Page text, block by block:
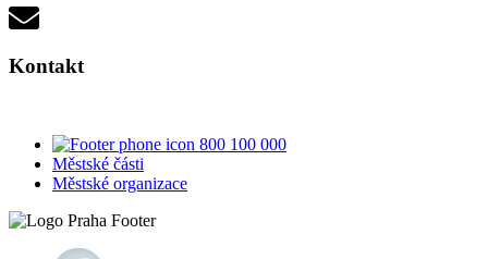
Kontakt
800 100 000
Městské části
Městské organizace